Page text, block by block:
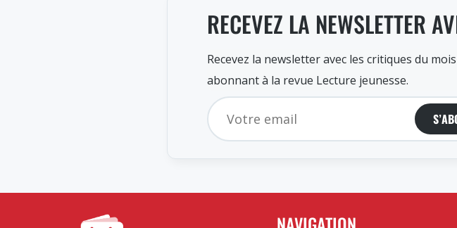
RECEVEZ LA NEWSLETTER
Recevez la newsletter avec les critiques du
abonnant à la revue Lecture jeunesse.